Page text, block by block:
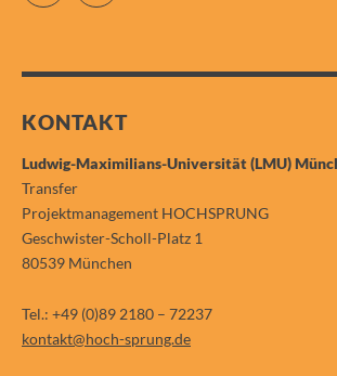
KONTAKT
Ludwig-Maximilians-Universität (LMU)
Transfer
Projektmanagement HOCHSPRUNG
Geschwister-Scholl-Platz 1
80539 München
Tel.: +49 (0)89 2180 – 72237
kontakt@hoch-sprung.de